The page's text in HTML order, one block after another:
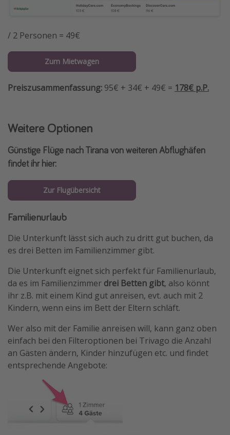
/ 2 Personen = 49€
Zum Mietwagen
Preiszusammenfassung: 95€ + 34€ + 49€ = 178€ p.P.
Weitere Optionen
Günstige Flüge nach Tirana von weiteren Abflughäfen
findet ihr hier:
Zur Flugübersicht
Familienurlaub
Die Unterkunft lässt sich auch zu dritt gut buchen, da
es drei Betten im Familienzimmer gibt.
Die Unterkunft eignet sich perfekt für Familienurlaub,
da es im Familienzimmer drei Betten gibt, also könnt
ihr z.B. mit einem Kind gut anreisen, evt. auch mit 2
Kindern, wenn eins im Bett der Eltern schläft.
Wer also mit der Familie anreisen will, kann ganz oben
einfach bei den Filteroptionen bei Trivago die Anzahl
an Gästen ändern, Kinder hinzufügen etc. und findet
entsprechende Angebote: